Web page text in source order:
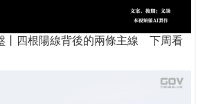
丨四根陽線背後的兩條主線 下周看